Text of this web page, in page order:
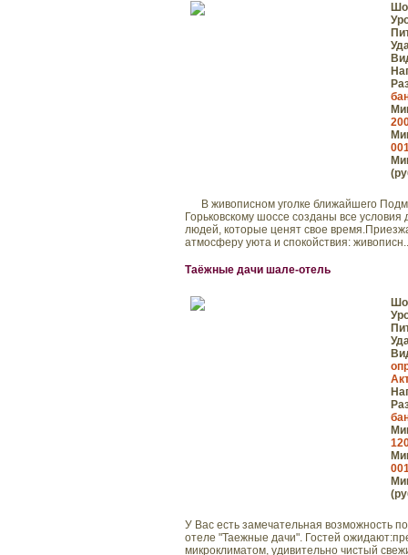
В живописном уголке ближайшего
Горьковскому шоссе созданы все
людей, которые ценят свое
атмосферу уюта и спокойствия:
Таёжные дачи шале-отель
У Вас есть замечательная возможность
отеле "Таежные дачи". Гостей
микроклиматом, удивительно чистый